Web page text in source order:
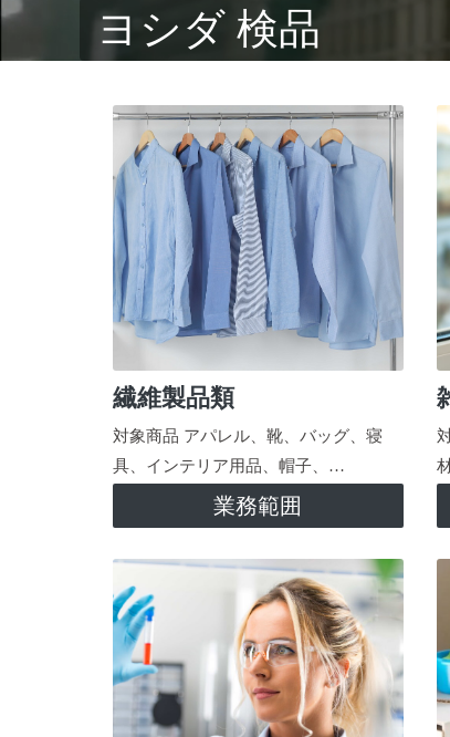
ヨシダ 検品
繊維製品類
対象商品 アパレル、靴、バッグ、寝
具、インテリア用品、帽子、…
業務範囲